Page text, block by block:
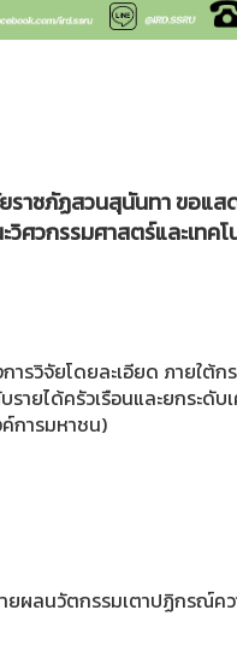
าชภัฏสวนสุนันทา ขอแ
วิศวกรรมศาสตร์และเทค
รวิจัยโดยละเอียด ภายใต้
ยได้ครัวเรือนและยกระดั
การมหาชน)
ยผลนวัตกรรมเตาปฏิกรณ์